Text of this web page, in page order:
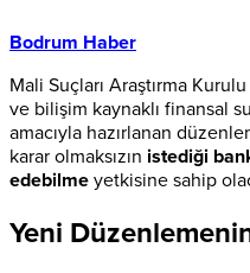
Bodrum Haber
Mali Suçları Araştırma Kurulu
ve bilişim kaynaklı finansal
amacıyla hazırlanan
karar olmaksızın istediği
edebilme yetkisine sahip
Yeni